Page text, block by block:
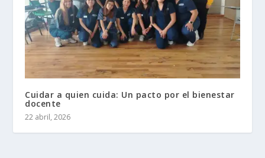
Cuidar a quien cuida: Un pacto por el bienestar
docente
22 abril, 2026